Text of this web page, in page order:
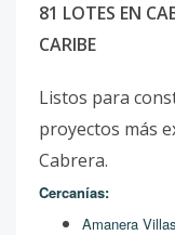
81 LOTES EN
CARIBE
Listos para
proyectos más
Cabrera.
Cercanías:
Amanera Villas